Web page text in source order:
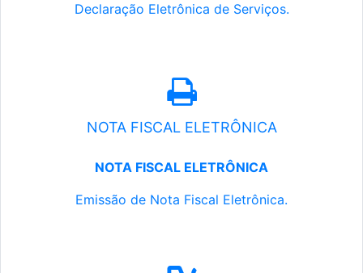
Declaração Eletrônica de Serviços.
NOTA FISCAL ELETRÔNICA
NOTA FISCAL ELETRÔNICA
Emissão de Nota Fiscal Eletrônica.